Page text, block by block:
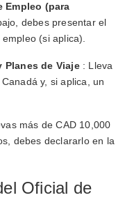
Empleo (para
debes presentar el
(si aplica).
Planes de Viaje: Lleva
y, si aplica, un
más de CAD 10,000
debes declararlo en la
Oficial de